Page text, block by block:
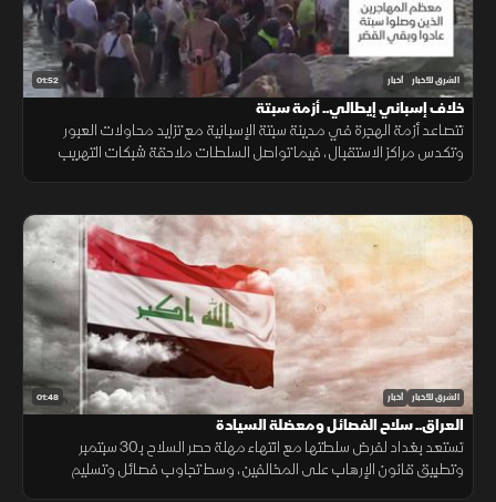
01:52 الشرق للأخبار أخبار
خلاف إسباني إيطالي.. أزمة سبتة
تتصاعد أزمة الهجرة في مدينة سبتة الإسبانية مع تزايد محاولات العبور
وتكدس مراكز الاستقبال، فيما تواصل السلطات ملاحقة شبكات التهريب
01:48 الشرق للأخبار أخبار
العراق.. سلاح الفصائل ومعضلة السيادة
تستعد بغداد لفرض سلطتها مع انتهاء مهلة حصر السلاح بـ30 سبتمبر
وتطبيق قانون الإرهاب على المخالفين، وسط تجاوب فصائل وتسليم